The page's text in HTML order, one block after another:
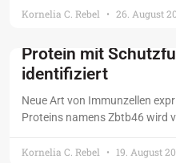
Kornelia C. Rebel 26. August
Protein mit
identifiziert
Neue Art von Immunzellen
Proteins namens Zbtb46 wird
Kornelia C. Rebel 19. August